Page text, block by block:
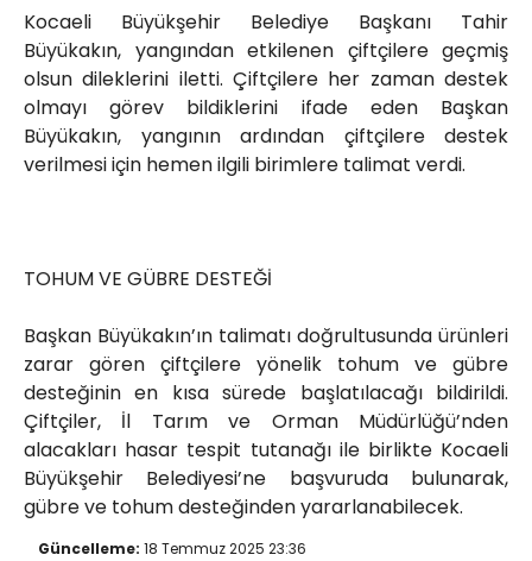
Kocaeli Büyükşehir Belediye Başkanı Tahir
Büyükakın, yangından etkilenen çiftçilere geçmiş
olsun dileklerini iletti. Çiftçilere her zaman destek
olmayı görev bildiklerini ifade eden Başkan
Büyükakın, yangının ardından çiftçilere destek
verilmesi için hemen ilgili birimlere talimat verdi.
TOHUM VE GÜBRE DESTEĞİ
Başkan Büyükakın’ın talimatı doğrultusunda ürünleri
zarar gören çiftçilere yönelik tohum ve gübre
desteğinin en kısa sürede başlatılacağı bildirildi.
Çiftçiler, İl Tarım ve Orman Müdürlüğü’nden
alacakları hasar tespit tutanağı ile birlikte Kocaeli
Büyükşehir Belediyesi’ne başvuruda bulunarak,
gübre ve tohum desteğinden yararlanabilecek.
Güncelleme: 18 Temmuz 2025 23:36